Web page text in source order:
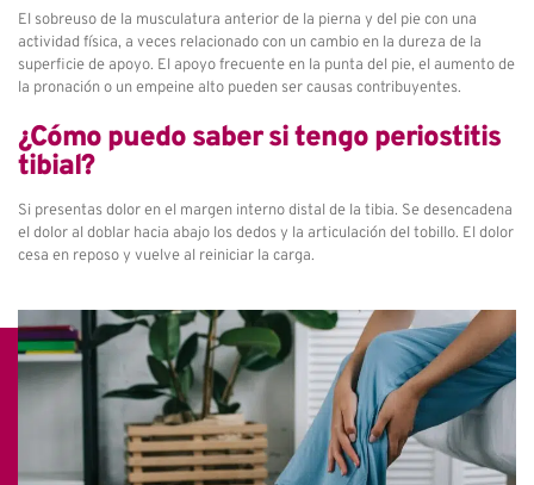
El sobreuso de la musculatura anterior de la pierna y del pie con una
actividad física, a veces relacionado con un cambio en la dureza de la
superficie de apoyo. El apoyo frecuente en la punta del pie, el aumento de
la pronación o un empeine alto pueden ser causas contribuyentes.
¿Cómo puedo saber si tengo periostitis
tibial?
Si presentas dolor en el margen interno distal de la tibia. Se desencadena
el dolor al doblar hacia abajo los dedos y la articulación del tobillo. El dolor
cesa en reposo y vuelve al reiniciar la carga.